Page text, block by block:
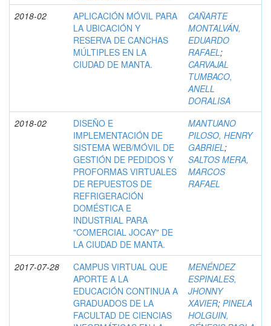
2018-02
APLICACIÓN MÓVIL PARA
LA UBICACIÓN Y
RESERVA DE CANCHAS
MÚLTIPLES EN LA
CIUDAD DE MANTA.
CAÑARTE
MONTALVÁN,
EDUARDO
RAFAEL;
CARVAJAL
TUMBACO,
ANELL
DORALISA
2018-02
DISEÑO E
IMPLEMENTACIÓN DE
SISTEMA WEB/MÓVIL DE
GESTIÓN DE PEDIDOS Y
PROFORMAS VIRTUALES
DE REPUESTOS DE
REFRIGERACIÓN
DOMÉSTICA E
INDUSTRIAL PARA
"COMERCIAL JOCAY" DE
LA CIUDAD DE MANTA.
MANTUANO
PILOSO, HENRY
GABRIEL;
SALTOS MERA,
MARCOS
RAFAEL
2017-07-28
CAMPUS VIRTUAL QUE
APORTE A LA
EDUCACIÓN CONTINUA A
GRADUADOS DE LA
FACULTAD DE CIENCIAS
MENÉNDEZ
ESPINALES,
JHONNY
XAVIER; PINELA
HOLGUIN,